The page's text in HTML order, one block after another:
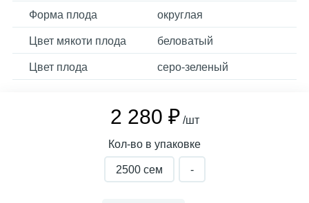
Форма плода округлая
Цвет мякоти плода беловатый
Цвет плода серо-зеленый
2 280 ₽ /шт
Кол-во в упаковке
2500 cем -